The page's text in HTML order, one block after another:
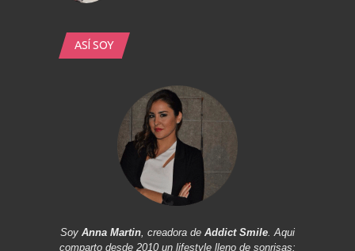
ASÍ SOY
Soy Anna Martin, creadora de Addict Smile. Aqui
comparto desde 2010 un lifestyle lleno de sonrisas: